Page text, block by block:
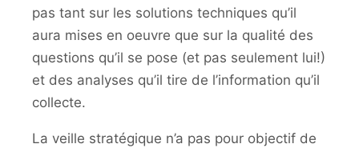
pas tant sur les solutions techniques qu’il
aura mises en oeuvre que sur la qualité des
questions qu’il se pose (et pas seulement lui!)
et des analyses qu’il tire de l’information qu’il
collecte.
La veille stratégique n’a pas pour objectif de